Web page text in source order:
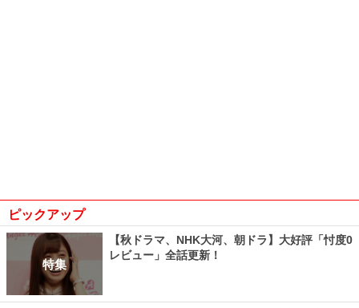
ピックアップ
特集
【秋ドラマ、NHK大河、朝ドラ】大好評「忖度0
レビュー」全話更新！